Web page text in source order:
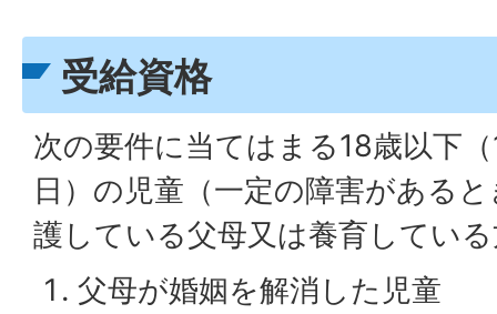
受給資格
次の要件に当てはまる18歳以下
日）の児童（一定の障害がある
護している父母又は養育してい
父母が婚姻を解消した児童